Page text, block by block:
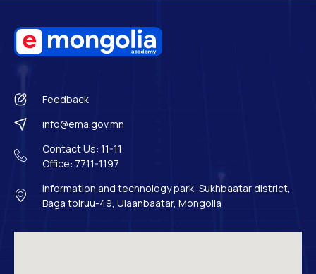
Feedback
info@ema.gov.mn
Contact Us: 11-11
Office: 7711-1197
Information and technology park, Sukhbaatar district,
Baga toiruu-49, Ulaanbaatar, Mongolia